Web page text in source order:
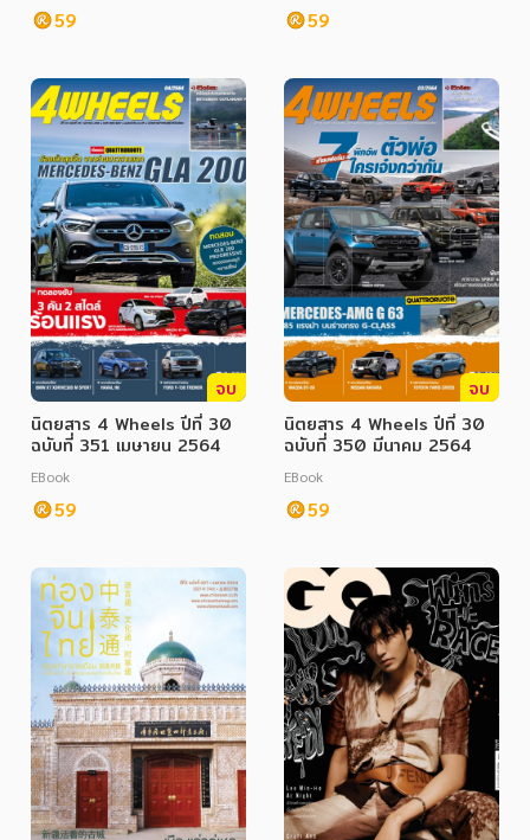
หนังสือเด็ก
การพัฒนาตนเอง
ความรู้ทั่วไป
การ์ตูนความรู้ การ์ตูน
การ์ตูนมังงะ (Manga)
59 59
จบ
นิตยสาร 4 Wheels ปีที่ 30
ฉบับที่ 351 เมษายน 2564
EBook
59
จบ
นิตยสาร 4 Wheels ปีที่ 30
ฉบับที่ 350 มีนาคม 2564
EBook
59